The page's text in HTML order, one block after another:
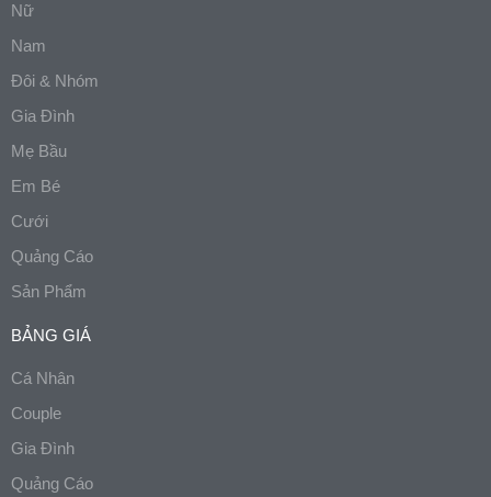
Nữ
Nam
Đôi & Nhóm
Gia Đình
Mẹ Bầu
Em Bé
Cưới
Quảng Cáo
Sản Phẩm
BẢNG GIÁ
Cá Nhân
Couple
Gia Đình
Quảng Cáo